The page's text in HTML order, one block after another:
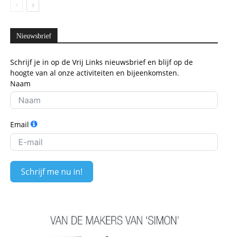
Nieuwsbrief
Schrijf je in op de Vrij Links nieuwsbrief en blijf op de
hoogte van al onze activiteiten en bijeenkomsten.
Naam
Email
Schrijf me nu in!